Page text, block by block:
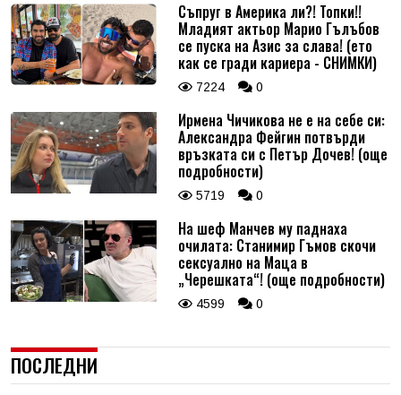
Съпруг в Америка ли?! Топки!!
Младият актьор Марио Гълъбов
се пуска на Азис за слава! (ето
как се гради кариера - СНИМКИ)
7224 0
Ирмена Чичикова не е на себе си:
Александра Фейгин потвърди
връзката си с Петър Дочев! (още
подробности)
5719 0
На шеф Манчев му паднаха
очилата: Станимир Гъмов скочи
сексуално на Маца в
„Черешката“! (още подробности)
4599 0
ПОСЛЕДНИ